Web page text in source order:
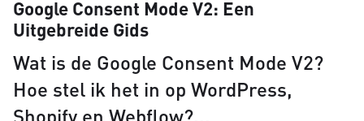
Google Consent Mode V2: Een
Uitgebreide Gids
Wat is de Google Consent Mode V2?
Hoe stel ik het in op WordPress,